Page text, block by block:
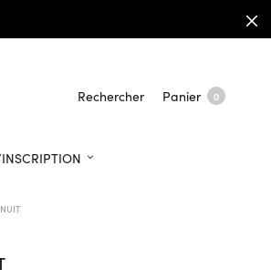
Rechercher Panier 0